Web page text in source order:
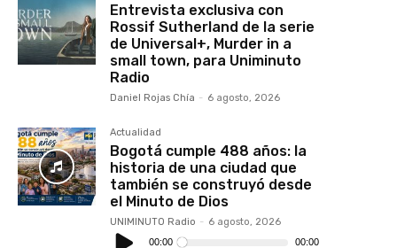
Entrevista exclusiva con
Rossif Sutherland de la serie
de Universal+, Murder in a
small town, para Uniminuto
Radio
Daniel Rojas Chía - 6 agosto, 2026
Actualidad
Bogotá cumple 488 años: la
historia de una ciudad que
también se construyó desde
el Minuto de Dios
UNIMINUTO Radio - 6 agosto, 2026
Reproductor
de 00:00 00:00